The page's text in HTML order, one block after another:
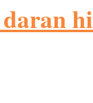
daran